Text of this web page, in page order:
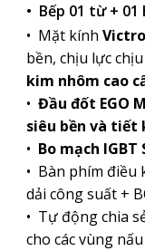
• Bếp 01 từ +
• Mặt kính
bền, chịu lực
kim nhôm cao
• Đầu đốt EGO
siêu bền và tiết
• Bo mạch IGBT
• Bàn phím điều
dải công suất +
• Tự động chia
cho các vùng